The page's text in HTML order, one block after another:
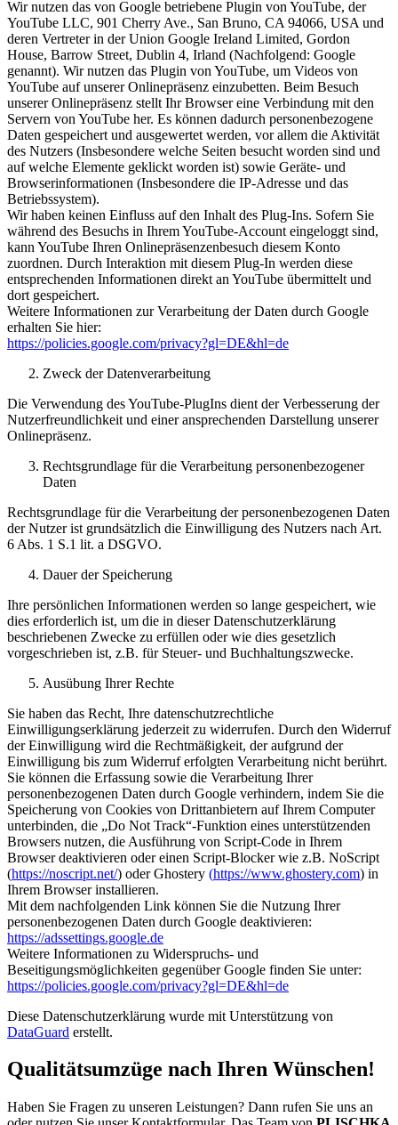
Wir nutzen das von Google betriebene Plugin von YouTube, der
YouTube LLC, 901 Cherry Ave., San Bruno, CA 94066, USA und
deren Vertreter in der Union Google Ireland Limited, Gordon
House, Barrow Street, Dublin 4, Irland (Nachfolgend: Google
genannt). Wir nutzen das Plugin von YouTube, um Videos von
YouTube auf unserer Onlinepräsenz einzubetten. Beim Besuch
unserer Onlinepräsenz stellt Ihr Browser eine Verbindung mit den
Servern von YouTube her. Es können dadurch personenbezogene
Daten gespeichert und ausgewertet werden, vor allem die Aktivität
des Nutzers (Insbesondere welche Seiten besucht worden sind und
auf welche Elemente geklickt worden ist) sowie Geräte- und
Browserinformationen (Insbesondere die IP-Adresse und das
Betriebssystem).
Wir haben keinen Einfluss auf den Inhalt des Plug-Ins. Sofern Sie
während des Besuchs in Ihrem YouTube-Account eingeloggt sind,
kann YouTube Ihren Onlinepräsenzenbesuch diesem Konto
zuordnen. Durch Interaktion mit diesem Plug-In werden diese
entsprechenden Informationen direkt an YouTube übermittelt und
dort gespeichert.
Weitere Informationen zur Verarbeitung der Daten durch Google
erhalten Sie hier:
https://policies.google.com/privacy?gl=DE&hl=de
Zweck der Datenverarbeitung
Die Verwendung des YouTube-PlugIns dient der Verbesserung der
Nutzerfreundlichkeit und einer ansprechenden Darstellung unserer
Onlinepräsenz.
Rechtsgrundlage für die Verarbeitung personenbezogener
Daten
Rechtsgrundlage für die Verarbeitung der personenbezogenen Daten
der Nutzer ist grundsätzlich die Einwilligung des Nutzers nach Art.
6 Abs. 1 S.1 lit. a DSGVO.
Dauer der Speicherung
Ihre persönlichen Informationen werden so lange gespeichert, wie
dies erforderlich ist, um die in dieser Datenschutzerklärung
beschriebenen Zwecke zu erfüllen oder wie dies gesetzlich
vorgeschrieben ist, z.B. für Steuer- und Buchhaltungszwecke.
Ausübung Ihrer Rechte
Sie haben das Recht, Ihre datenschutzrechtliche
Einwilligungserklärung jederzeit zu widerrufen. Durch den Widerruf
der Einwilligung wird die Rechtmäßigkeit, der aufgrund der
Einwilligung bis zum Widerruf erfolgten Verarbeitung nicht berührt.
Sie können die Erfassung sowie die Verarbeitung Ihrer
personenbezogenen Daten durch Google verhindern, indem Sie die
Speicherung von Cookies von Drittanbietern auf Ihrem Computer
unterbinden, die „Do Not Track“-Funktion eines unterstützenden
Browsers nutzen, die Ausführung von Script-Code in Ihrem
Browser deaktivieren oder einen Script-Blocker wie z.B. NoScript
(https://noscript.net/) oder Ghostery (https://www.ghostery.com) in
Ihrem Browser installieren.
Mit dem nachfolgenden Link können Sie die Nutzung Ihrer
personenbezogenen Daten durch Google deaktivieren:
https://adssettings.google.de
Weitere Informationen zu Widerspruchs- und
Beseitigungsmöglichkeiten gegenüber Google finden Sie unter:
https://policies.google.com/privacy?gl=DE&hl=de
Diese Datenschutzerklärung wurde mit Unterstützung von
DataGuard erstellt.
Qualitätsumzüge nach Ihren Wünschen!
Haben Sie Fragen zu unseren Leistungen? Dann rufen Sie uns an